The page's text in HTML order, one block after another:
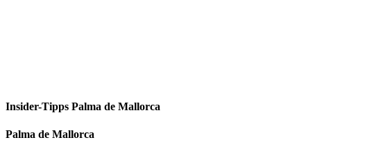
Insider-Tipps Palma de Mallorca
Palma de Mallorca